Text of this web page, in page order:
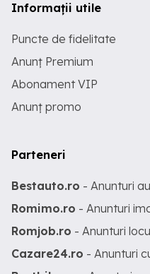
Informații utile
Puncte de fidelitate
Anunț Premium
Abonament VIP
Anunț promo
Parteneri
Bestauto.ro - Anunturi
Romimo.ro - Anunturi
Romjob.ro - Anunturi
Cazare24.ro - Anunturi